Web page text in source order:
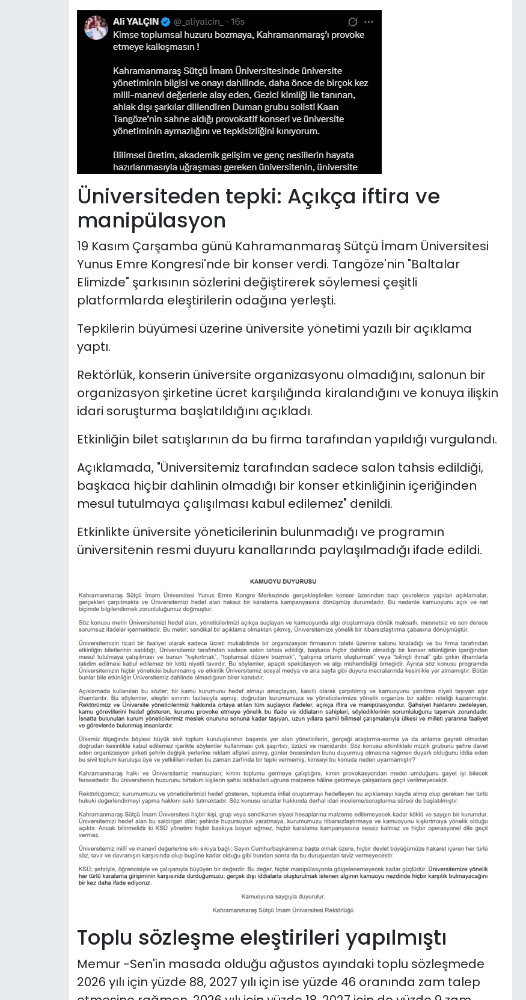
Üniversiteden tepki: Açıkça iftira ve
manipülasyon
19 Kasım Çarşamba günü Kahramanmaraş Sütçü İmam Üniversitesi
Yunus Emre Kongresi'nde bir konser verdi. Tangöze'nin "Baltalar
Elimizde" şarkısının sözlerini değiştirerek söylemesi çeşitli
platformlarda eleştirilerin odağına yerleşti.
Tepkilerin büyümesi üzerine üniversite yönetimi yazılı bir açıklama
yaptı.
Rektörlük, konserin üniversite organizasyonu olmadığını, salonun bir
organizasyon şirketine ücret karşılığında kiralandığını ve konuya ilişkin
idari soruşturma başlatıldığını açıkladı.
Etkinliğin bilet satışlarının da bu firma tarafından yapıldığı vurgulandı.
Açıklamada, "Üniversitemiz tarafından sadece salon tahsis edildiği,
başkaca hiçbir dahlinin olmadığı bir konser etkinliğinin içeriğinden
mesul tutulmaya çalışılması kabul edilemez" denildi.
Etkinlikte üniversite yöneticilerinin bulunmadığı ve programın
üniversitenin resmi duyuru kanallarında paylaşılmadığı ifade edildi.
Toplu sözleşme eleştirileri yapılmıştı
Memur -Sen'in masada olduğu ağustos ayındaki toplu sözleşmede
2026 yılı için yüzde 88, 2027 yılı için ise yüzde 46 oranında zam talep